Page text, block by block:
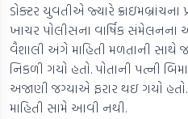
ડોક્ટર યુવતીએ જ્યારે ક્રાઇમબ્રાંચના
ખાચર પોલીસના વાર્ષિક સંમેલનના
વૈશાલી અંગે માહિતી મળતાની સાથે
નિકળી ગયો હતો. પોતાની પત્ની
અજાણી જગ્યાએ ફરાર થઇ ગયો
માહિતી સામે આવી નથી.